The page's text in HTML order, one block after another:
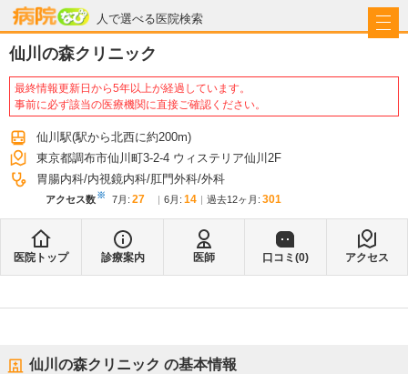
人で選べる医院検索
病院なび
仙川の森クリニック
最終情報更新日から5年以上が経過しています。
事前に必ず該当の医療機関に直接ご確認ください。
仙川駅(駅から北西に約200m)
東京都調布市仙川町3-2-4 ウィステリア仙川2F
胃腸内科 内視鏡内科 肛門外科 外科
アクセス数※ 7月 : 27 6月 : 14 過去12ヶ月: 301
医院トップ 診療案内 医師 口コミ(0) アクセス
仙川の森クリニック の基本情報